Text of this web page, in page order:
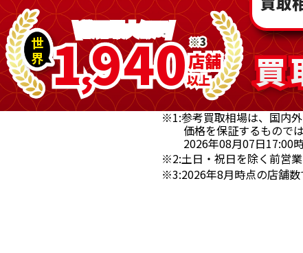
買
買
\業界最大級!!/
世
界
※3
※3
1,940 以上
以上
店舗
店舗
※1:参考買取相場は、国内
価格を保証するもので
2026年08月07日17:00
※2:土日・祝日を除く前営
※3:2026年8月時点の店舗数